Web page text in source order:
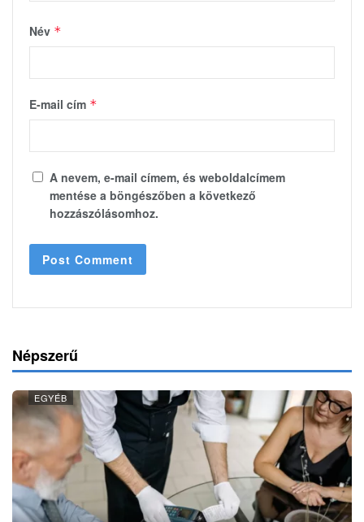
Név *
E-mail cím *
A nevem, e-mail címem, és weboldalcímem
mentése a böngészőben a következő
hozzászólásomhoz.
Népszerű
EGYÉB